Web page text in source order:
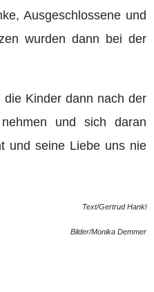
Ausgeschlossene und
wurden dann bei der
Kinder dann nach der
und sich daran
und seine Liebe uns nie
Text/Gertrud Hankl
Bilder/Monika Demmer